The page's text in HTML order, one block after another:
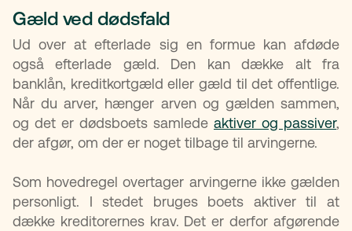
Gæld ved dødsfald
Ud over at efterlade sig en formue kan afdøde
også efterlade gæld. Den kan dække alt fra
banklån, kreditkortgæld eller gæld til det offentlige.
Når du arver, hænger arven og gælden sammen,
og det er dødsboets samlede aktiver og passiver,
der afgør, om der er noget tilbage til arvingerne.
Som hovedregel overtager arvingerne ikke gælden
personligt. I stedet bruges boets aktiver til at
dække kreditorernes krav. Det er derfor afgørende